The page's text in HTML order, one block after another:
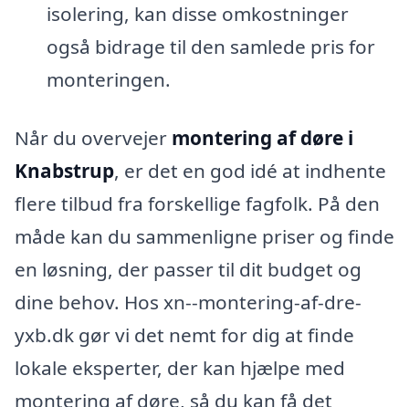
isolering, kan disse omkostninger
også bidrage til den samlede pris for
monteringen.
Når du overvejer montering af døre i
Knabstrup, er det en god idé at indhente
flere tilbud fra forskellige fagfolk. På den
måde kan du sammenligne priser og finde
en løsning, der passer til dit budget og
dine behov. Hos xn--montering-af-dre-
yxb.dk gør vi det nemt for dig at finde
lokale eksperter, der kan hjælpe med
montering af døre, så du kan få det